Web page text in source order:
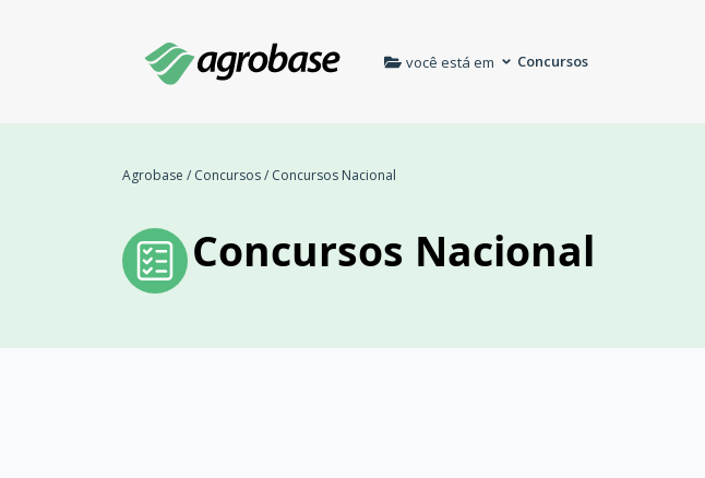
você está em Concursos
Agrobase / Concursos/ Concursos Nacional
Concursos Nacional